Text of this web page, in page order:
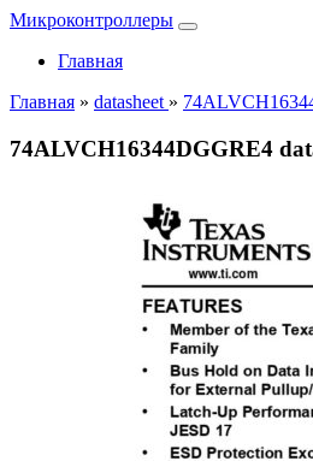
Микроконтроллеры
Главная
Главная » datasheet »
74ALVCH16344DGGRE4